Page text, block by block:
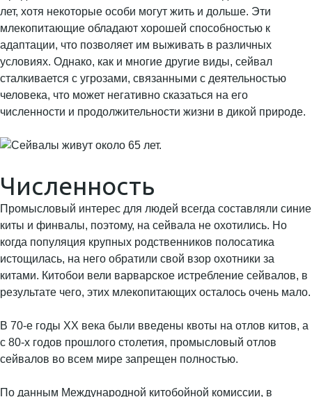
лет, хотя некоторые особи могут жить и дольше. Эти
млекопитающие обладают хорошей способностью к
адаптации, что позволяет им выживать в различных
условиях. Однако, как и многие другие виды, сейвал
сталкивается с угрозами, связанными с деятельностью
человека, что может негативно сказаться на его
численности и продолжительности жизни в дикой природе.
Численность
Промысловый интерес для людей всегда составляли синие
киты и финвалы, поэтому, на сейвала не охотились. Но
когда популяция крупных родственников полосатика
истощилась, на него обратили свой взор охотники за
китами. Китобои вели варварское истребление сейвалов, в
результате чего, этих млекопитающих осталось очень мало.
В 70-е годы XX века были введены квоты на отлов китов, а
с 80-х годов прошлого столетия, промысловый отлов
сейвалов во всем мире запрещен полностью.
По данным Международной китобойной комиссии, в